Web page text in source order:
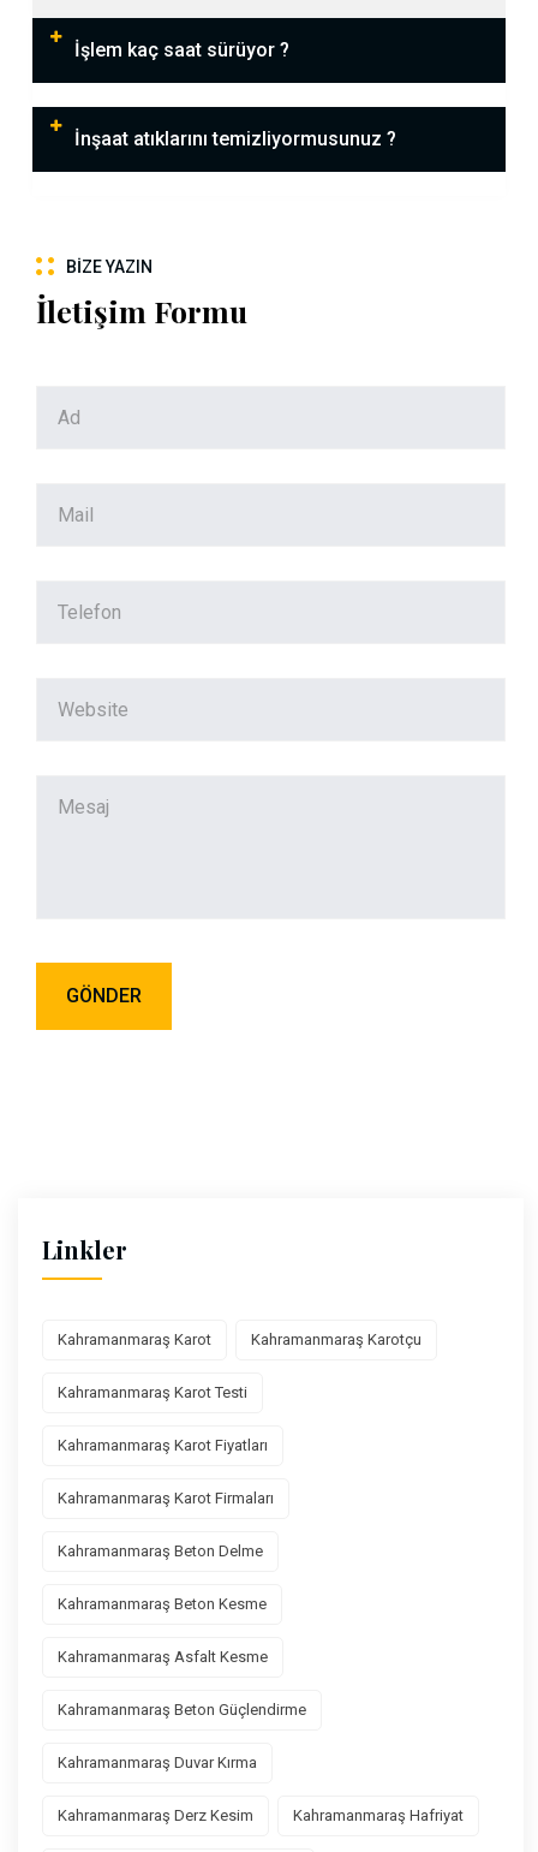
İşlem kaç saat sürüyor ?
İnşaat atıklarını temizliyormusunuz ?
BIZE YAZIN
İletişim Formu
Linkler
Kahramanmaraş Karot Kahramanmaraş Karotçu
Kahramanmaraş Karot Testi
Kahramanmaraş Karot Fiyatları
Kahramanmaraş Karot Firmaları
Kahramanmaraş Beton Delme
Kahramanmaraş Beton Kesme
Kahramanmaraş Asfalt Kesme
Kahramanmaraş Beton Güçlendirme
Kahramanmaraş Duvar Kırma
Kahramanmaraş Derz Kesim Kahramanmaraş Hafriyat